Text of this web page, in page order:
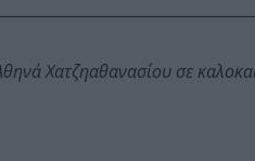
Χατζηαθανασίου σε